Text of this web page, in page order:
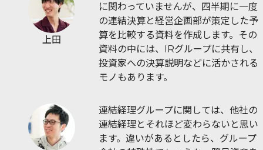
上田
に関わっていませんが、四半期に一度
の連結決算と経営企画部が策定した予
算を比較する資料を作成します。その
資料の中には、IRグループに共有し、
投資家への決算説明などに活かされる
モノもあります。
連結経理グループに関しては、他社の
連結経理とそれほど変わらないと思い
ます。違いがあるとしたら、グループ